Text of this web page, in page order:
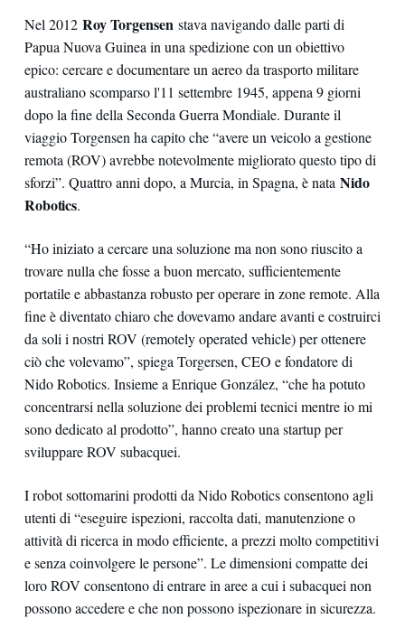
Nel 2012 Roy Torgensen stava navigando dalle parti di
Papua Nuova Guinea in una spedizione con un obiettivo
epico: cercare e documentare un aereo da trasporto militare
australiano scomparso l'11 settembre 1945, appena 9 giorni
dopo la fine della Seconda Guerra Mondiale. Durante il
viaggio Torgensen ha capito che “avere un veicolo a gestione
remota (ROV) avrebbe notevolmente migliorato questo tipo di
sforzi”. Quattro anni dopo, a Murcia, in Spagna, è nata Nido
Robotics.
“Ho iniziato a cercare una soluzione ma non sono riuscito a
trovare nulla che fosse a buon mercato, sufficientemente
portatile e abbastanza robusto per operare in zone remote. Alla
fine è diventato chiaro che dovevamo andare avanti e costruirci
da soli i nostri ROV (remotely operated vehicle) per ottenere
ciò che volevamo”, spiega Torgersen, CEO e fondatore di
Nido Robotics. Insieme a Enrique González, “che ha potuto
concentrarsi nella soluzione dei problemi tecnici mentre io mi
sono dedicato al prodotto”, hanno creato una startup per
sviluppare ROV subacquei.
I robot sottomarini prodotti da Nido Robotics consentono agli
utenti di “eseguire ispezioni, raccolta dati, manutenzione o
attività di ricerca in modo efficiente, a prezzi molto competitivi
e senza coinvolgere le persone”. Le dimensioni compatte dei
loro ROV consentono di entrare in aree a cui i subacquei non
possono accedere e che non possono ispezionare in sicurezza.